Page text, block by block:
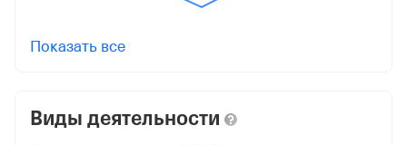
КПП
Регистрация ФНС
Показать все
Виды деятельности